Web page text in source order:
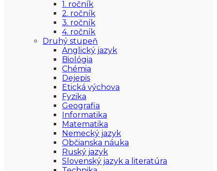
1. ročník
2. ročník
3. ročník
4. ročník
Druhý stupeň
Anglický jazyk
Biológia
Chémia
Dejepis
Etická výchova
Fyzika
Geografia
Informatika
Matematika
Nemecký jazyk
Občianska náuka
Ruský jazyk
Slovenský jazyk a literatúra